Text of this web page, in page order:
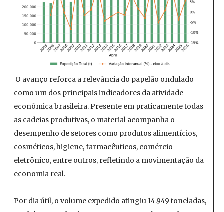
O avanço reforça a relevância do papelão ondulado
como um dos principais indicadores da atividade
econômica brasileira. Presente em praticamente todas
as cadeias produtivas, o material acompanha o
desempenho de setores como produtos alimentícios,
cosméticos, higiene, farmacêuticos, comércio
eletrônico, entre outros, refletindo a movimentação da
economia real.
Por dia útil, o volume expedido atingiu 14.949 toneladas,